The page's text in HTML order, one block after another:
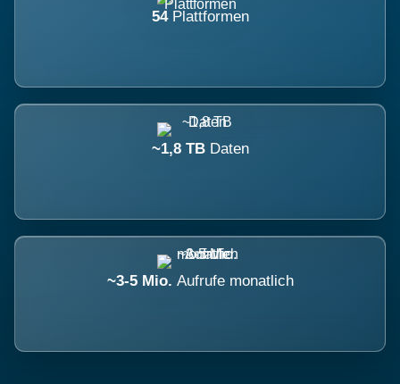
54 Plattformen
~1,8 TB Daten
~3-5 Mio. Aufrufe monatlich